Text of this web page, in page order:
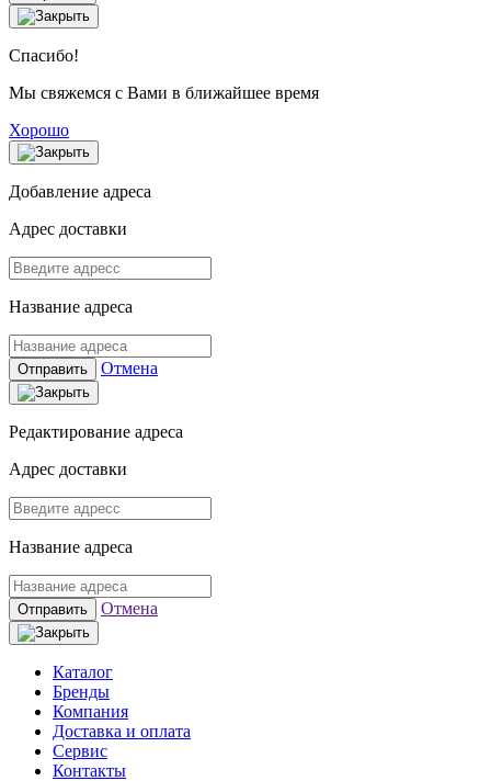
Спасибо!
Мы свяжемся с Вами в ближайшее время
Хорошо
Добавление адреса
Адрес доставки
Название адреса
Отправить Отмена
Редактирование адреса
Адрес доставки
Название адреса
Отправить Отмена
Каталог
Бренды
Компания
Доставка и оплата
Сервис
Контакты